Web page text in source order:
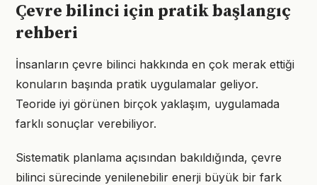
Çevre bilinci için pratik başlangıç
rehberi
İnsanların çevre bilinci hakkında en çok merak ettiği
konuların başında pratik uygulamalar geliyor.
Teoride iyi görünen birçok yaklaşım, uygulamada
farklı sonuçlar verebiliyor.
Sistematik planlama açısından bakıldığında, çevre
bilinci sürecinde yenilenebilir enerji büyük bir fark